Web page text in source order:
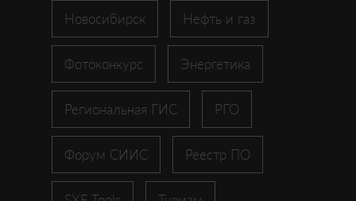
Новосибирск Нефть и газ
Фотоконкурс Энергетика
Региональная ГИС РГО
Форум СИИС Реестр ПО